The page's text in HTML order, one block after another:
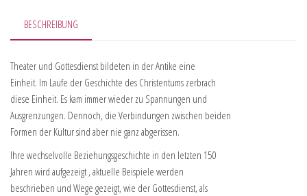
BESCHREIBUNG
Theater und Gottesdienst bildeten in der Antike eine
Einheit. Im Laufe der Geschichte des Christentums zerbrach
diese Einheit. Es kam immer wieder zu Spannungen und
Ausgrenzungen. Dennoch, die Verbindungen zwischen beiden
Formen der Kultur sind aber nie ganz abgerissen.
Ihre wechselvolle Beziehungsgeschichte in den letzten 150
Jahren wird aufgezeigt , aktuelle Beispiele werden
beschrieben und Wege gezeigt, wie der Gottesdienst, als